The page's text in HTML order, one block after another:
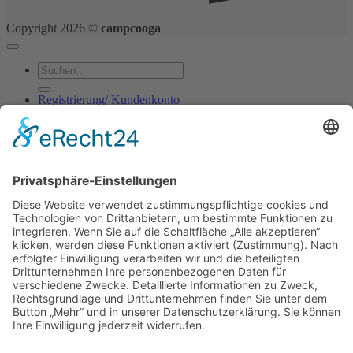
Copyright 2026 © campcooga
Suchen
nach:
Registrierung/ Kundenkonto
Kontakt
Blog
Anmelden
Benutzername oder E-Mail-Adresse*Erforderlich
Passwort*Erforderlich
Angemeldet bleiben Anmelden
Passwort vergessen?